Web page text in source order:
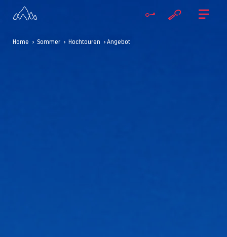
Home > Sommer > Hochtouren > Angebot